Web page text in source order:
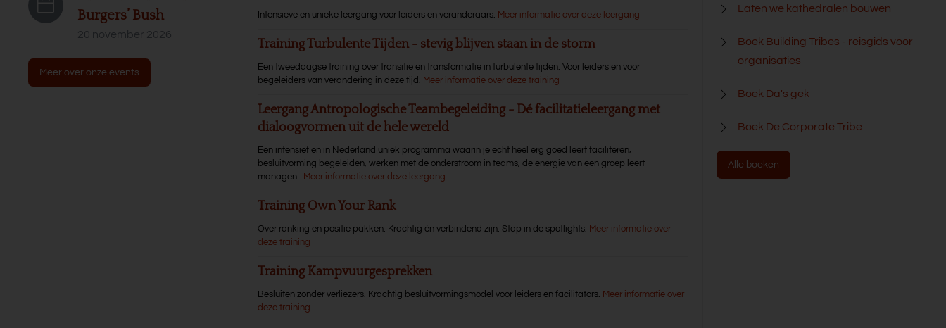
Burgers’ Bush
20 november 2026
Meer over onze events
Intensieve en unieke leergang voor leiders en veranderaars. Meer informatie over deze leergang
Training Turbulente Tijden - stevig blijven staan in de storm
Een tweedaagse training over transitie en transformatie in turbulente tijden. Voor leiders en voor
begeleiders van verandering in deze tijd. Meer informatie over deze training
Leergang Antropologische Teambegeleiding - Dé facilitatieleergang met
dialoogvormen uit de hele wereld
Een intensief en in Nederland uniek programma waarin je echt heel erg goed leert faciliteren,
besluitvorming begeleiden, werken met de onderstroom in teams, de energie van een groep leert
managen.
Meer informatie over deze leergang
Training Own Your Rank
Over ranking en positie pakken. Krachtig én verbindend zijn. Stap in de spotlights. Meer informatie over
deze training
Training Kampvuurgesprekken
Besluiten zonder verliezers. Krachtig besluitvormingsmodel voor leiders en facilitators. Meer informatie over
deze training.
Laten we kathedralen bouwen
Boek Building Tribes - reisgids voor
organisaties
Boek Da's gek
Boek De Corporate Tribe
Alle boeken